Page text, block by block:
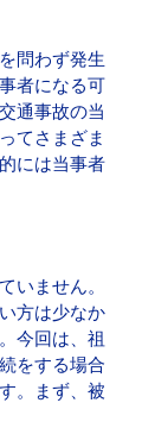
問わず発生
者になる可
通事故の当
てさまざま
には当事者
いません。
方は少なか
今回は、祖
をする場合
。まず、被